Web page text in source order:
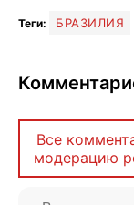
Теги: БРАЗИЛИЯ
Все
модерацию